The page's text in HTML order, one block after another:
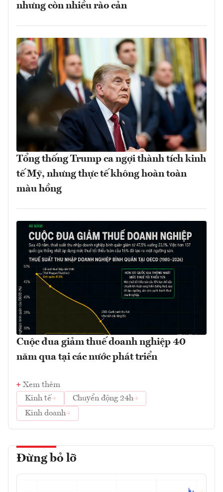
nhưng còn nhiều rào cản
Tổng thống Trump ca ngợi thành tích kinh
tế Mỹ, nhưng thực tế không hoàn toàn
màu hồng
Cuộc đua giảm thuế doanh nghiệp 40
năm qua tại các nước phát triển
Xem thêm
Kinh tế
Chuyển động 24h
Kinh doanh
Đừng bỏ lỡ